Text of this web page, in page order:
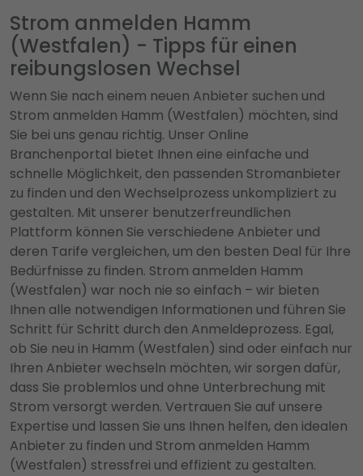
Strom anmelden Hamm
(Westfalen) - Tipps für einen
reibungslosen Wechsel
Wenn Sie nach einem neuen Anbieter suchen und
Strom anmelden Hamm (Westfalen) möchten, sind
Sie bei uns genau richtig. Unser Online
Branchenportal bietet Ihnen eine einfache und
schnelle Möglichkeit, den passenden Stromanbieter
zu finden und den Wechselprozess unkompliziert zu
gestalten. Mit unserer benutzerfreundlichen
Plattform können Sie verschiedene Anbieter und
deren Tarife vergleichen, um den besten Deal für Ihre
Bedürfnisse zu finden. Strom anmelden Hamm
(Westfalen) war noch nie so einfach – wir bieten
Ihnen alle notwendigen Informationen und führen Sie
Schritt für Schritt durch den Anmeldeprozess. Egal,
ob Sie neu in Hamm (Westfalen) sind oder einfach nur
Ihren Anbieter wechseln möchten, wir sorgen dafür,
dass Sie problemlos und ohne Unterbrechung mit
Strom versorgt werden. Vertrauen Sie auf unsere
Expertise und lassen Sie uns Ihnen helfen, den idealen
Anbieter zu finden und Strom anmelden Hamm
(Westfalen) stressfrei und effizient zu gestalten.